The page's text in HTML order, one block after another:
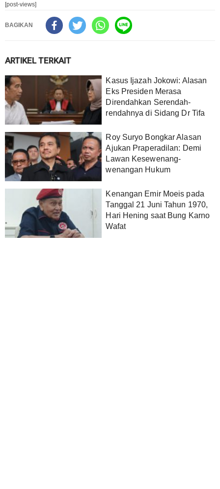
[post-views]
BAGIKAN
ARTIKEL TERKAIT
Kasus Ijazah Jokowi: Alasan
Eks Presiden Merasa
Direndahkan Serendah-
rendahnya di Sidang Dr Tifa
Roy Suryo Bongkar Alasan
Ajukan Praperadilan: Demi
Lawan Kesewenang-
wenangan Hukum
Kenangan Emir Moeis pada
Tanggal 21 Juni Tahun 1970,
Hari Hening saat Bung Karno
Wafat